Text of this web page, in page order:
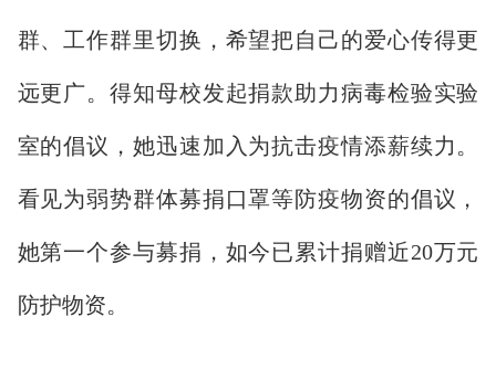
群、工作群里切换，希望把自己的爱心传得更
远更广。得知母校发起捐款助力病毒检验实验
室的倡议，她迅速加入为抗击疫情添薪续力。
看见为弱势群体募捐口罩等防疫物资的倡议，
她第一个参与募捐，如今已累计捐赠近20万元
防护物资。